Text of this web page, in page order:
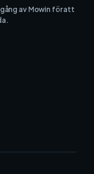
av Mowin för att